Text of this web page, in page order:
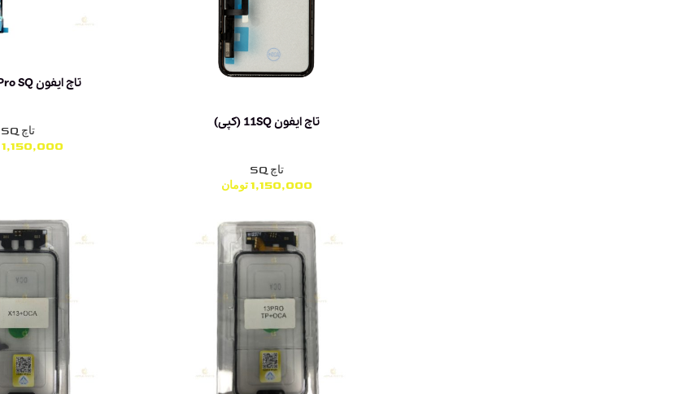
تاچ ایفون 11SQ (کپی)
تاچ SQ
1,150,000تومان
تاچ ایفون 11Pro SQ (کپی)
تاچ SQ
1,150,000